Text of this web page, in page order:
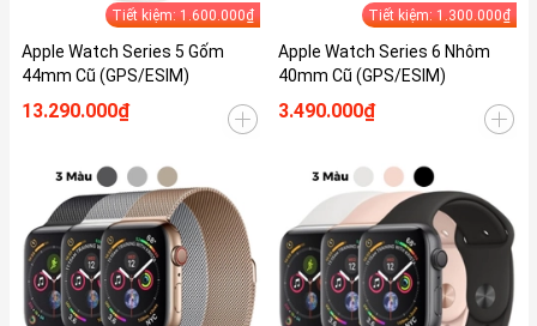
Tiết kiệm: 1.600.000₫
Apple Watch Series 5 Gốm
44mm Cũ (GPS/ESIM)
13.290.000₫
Tiết kiệm: 1.300.000₫
Apple Watch Series 6 Nhôm
40mm Cũ (GPS/ESIM)
3.490.000₫